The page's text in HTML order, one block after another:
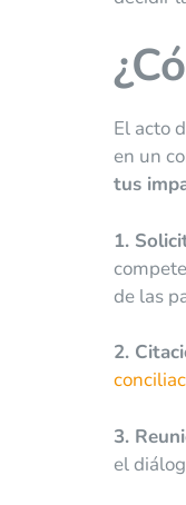
El acto
en un
tus
1.
de las
2.
3.
el